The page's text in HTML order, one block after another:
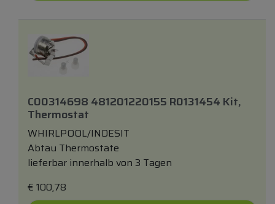
C00314698 481201220155 R0131454 Kit,
Thermostat
WHIRLPOOL/INDESIT
Abtau Thermostate
lieferbar innerhalb von 3 Tagen
€ 100,78